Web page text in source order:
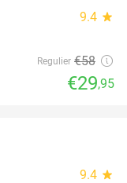
9.4 star
Regulier €58
€29,95
9.4 star